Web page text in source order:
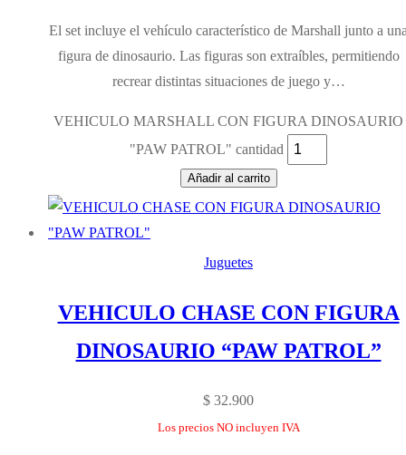
El set incluye el vehículo característico de Marshall junto a
figura de dinosaurio. Las figuras son extraíbles, permitiendo
recrear distintas situaciones de juego y…
VEHICULO MARSHALL CON FIGURA DINOSAURIO
"PAW PATROL" cantidad
Añadir al carrito
Juguetes
VEHICULO CHASE CON FIGURA
DINOSAURIO “PAW PATROL”
$ 32.900
Los precios NO incluyen IVA